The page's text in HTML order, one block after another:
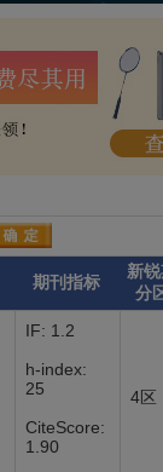
期刊指标
新
分
IF: 1.2
h-index:
25
CiteScore:
1.90
4区